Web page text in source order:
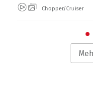
Chopper/Cruiser